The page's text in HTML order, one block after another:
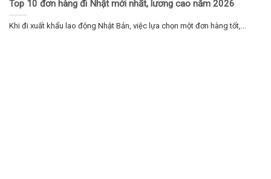
Top 10 đơn hàng đi Nhật mới nhất, lương cao năm 2026
Khi đi xuất khẩu lao động Nhật Bản, việc lựa chọn một đơn hàng tốt,...